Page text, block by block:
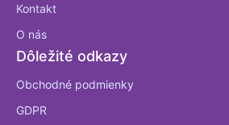
Kontakt
O nás
Dôležité odkazy
Obchodné podmienky
GDPR